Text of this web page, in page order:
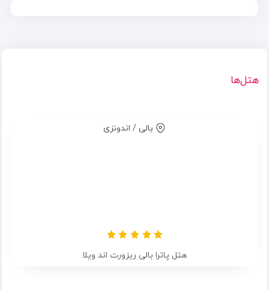
هتل‌ها
بالی / اندونزی
هتل پاترا بالی ریزورت اند ویلا